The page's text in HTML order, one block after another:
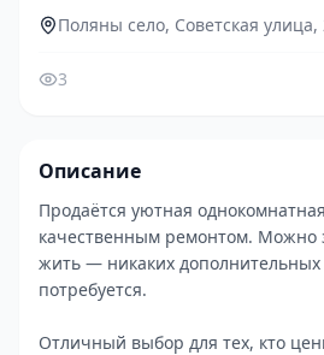
Поляны село, Советская улица,
3
Описание
Продаётся уютная
качественным ремонтом. Можно
жить — никаких
потребуется.
Отличный выбор для тех, кто